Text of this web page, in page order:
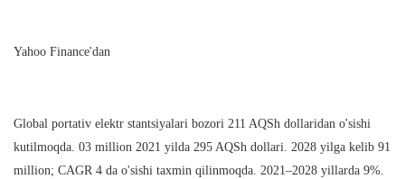
Yahoo Finance'dan
Global portativ elektr stantsiyalari bozori 211 AQSh dollaridan o'sishi
kutilmoqda. 03 million 2021 yilda 295 AQSh dollari. 2028 yilga kelib 91
million; CAGR 4 da o'sishi taxmin qilinmoqda. 2021–2028 yillarda 9%.